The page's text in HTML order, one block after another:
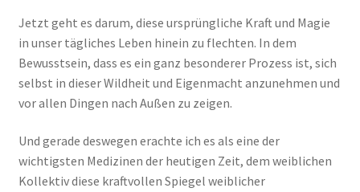
Jetzt geht es darum, diese ursprüngliche Kraft und Magie
in unser tägliches Leben hinein zu flechten. In dem
Bewusstsein, dass es ein ganz besonderer Prozess ist, sich
selbst in dieser Wildheit und Eigenmacht anzunehmen und
vor allen Dingen nach Außen zu zeigen.
Und gerade deswegen erachte ich es als eine der
wichtigsten Medizinen der heutigen Zeit, dem weiblichen
Kollektiv diese kraftvollen Spiegel weiblicher